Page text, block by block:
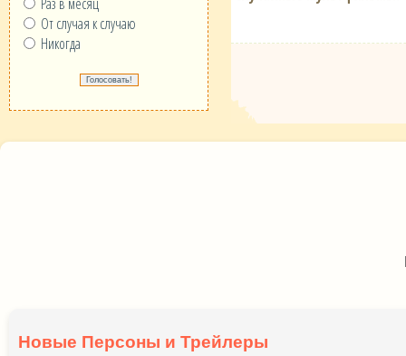
От случая к случаю
Никогда
Новые Персоны и Трейлеры